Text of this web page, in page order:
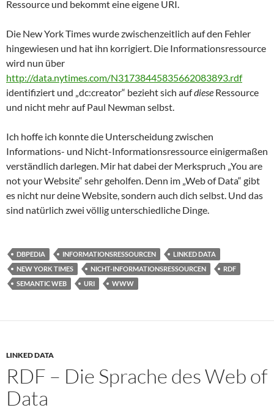
Ressource und bekommt eine eigene URI.
Die New York Times wurde zwischenzeitlich auf den Fehler
hingewiesen und hat ihn korrigiert. Die Informationsressource
wird nun über
http://data.nytimes.com/N31738445835662083893.rdf
identifiziert und „dc:creator“ bezieht sich aufdiese Ressource
und nicht mehr auf Paul Newman selbst.
Ich hoffe ich konnte die Unterscheidung zwischen
Informations- und Nicht-Informationsressource einigermaßen
verständlich darlegen. Mir hat dabei der Merkspruch „You are
not your Website“ sehr geholfen. Denn im „Web of Data“ gibt
es nicht nur deine Website, sondern auch dich selbst. Und das
sind natürlich zwei völlig unterschiedliche Dinge.
DBPEDIA INFORMATIONSRESSOURCEN
LINKED DATA
NEW YORK TIMES
NICHT-INFORMATIONSRESSOURCEN
RDF
SEMANTIC WEB
URI WWW
LINKED DATA
RDF – Die Sprache des Web of
Data